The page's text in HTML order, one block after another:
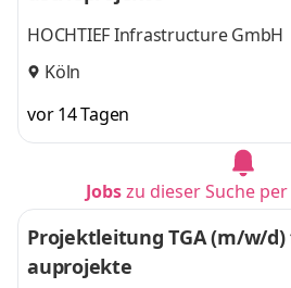
HOCHTIEF Infrastructure GmbH
Köln
vor 14 Tagen
Jobszu dieser Suche
Projektleitung TGA (m/w/
auprojekte